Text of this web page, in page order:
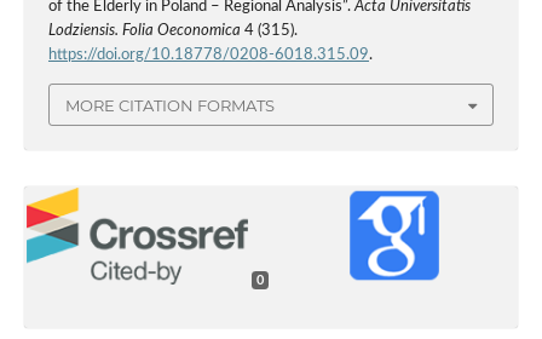
of the Elderly in Poland – Regional Analysis”.Acta Universitatis
Lodziensis. Folia Oeconomica 4 (315).
https://doi.org/10.18778/0208-6018.315.09.
MORE CITATION FORMATS
0